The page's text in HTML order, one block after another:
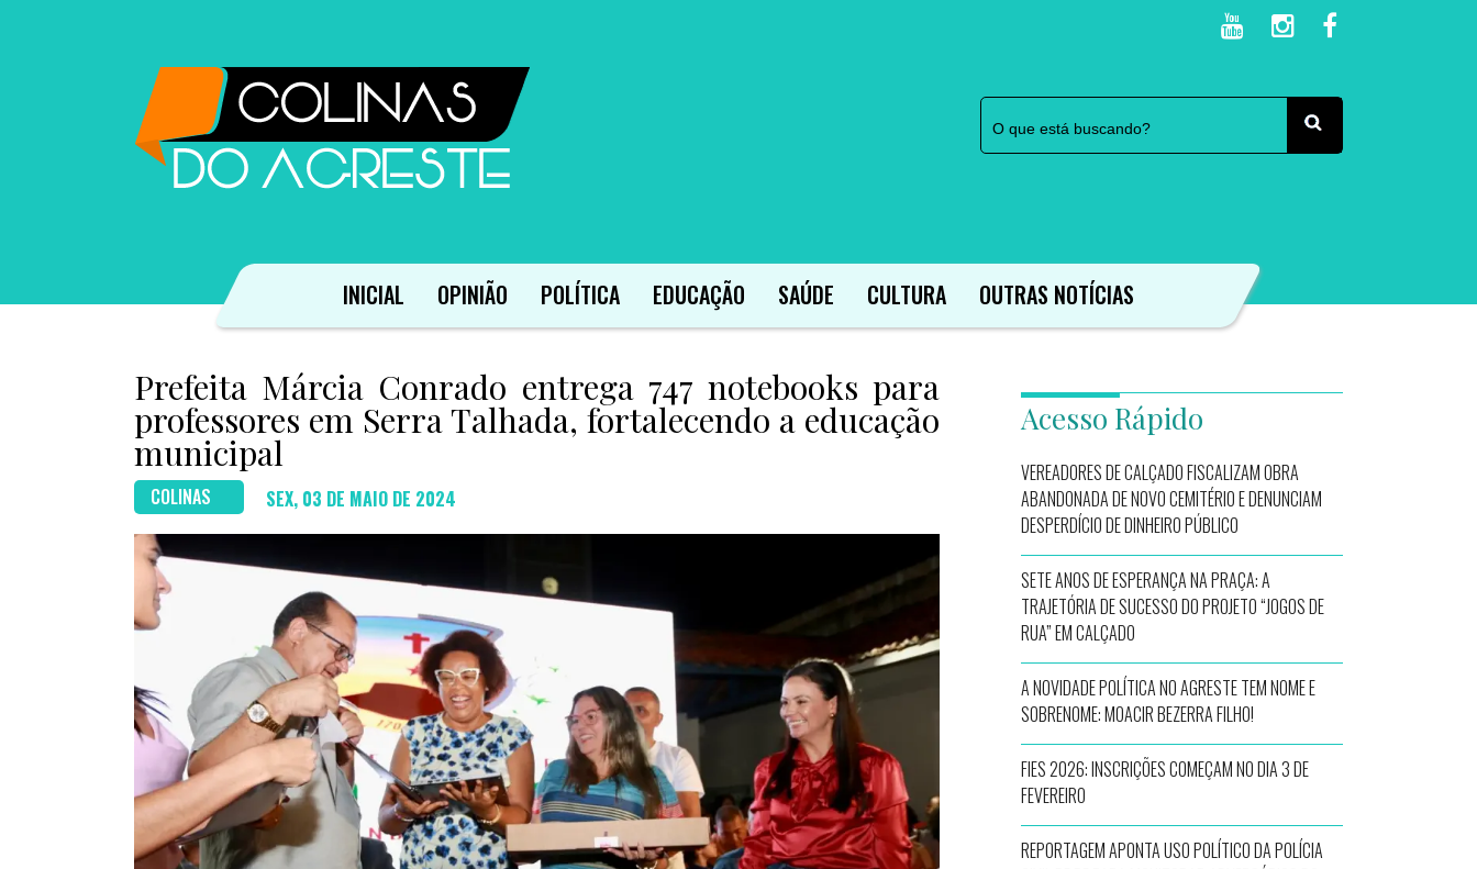
INICIAL OPINIÃO POLÍTICA EDUCAÇÃO SAÚDE CULTURA OUTRAS NOTÍCIAS
Prefeita Márcia Conrado entrega 747 notebooks para
professores em Serra Talhada, fortalecendo a educação
municipal
COLINAS SEX, 03 DE MAIO DE 2024
Acesso Rápido
VEREADORES DE CALÇADO FISCALIZAM OBRA
ABANDONADA DE NOVO CEMITÉRIO E DENUNCIAM
DESPERDÍCIO DE DINHEIRO PÚBLICO
SETE ANOS DE ESPERANÇA NA PRAÇA: A
TRAJETÓRIA DE SUCESSO DO PROJETO “JOGOS DE
RUA” EM CALÇADO
A NOVIDADE POLÍTICA NO AGRESTE TEM NOME E
SOBRENOME: MOACIR BEZERRA FILHO!
FIES 2026: INSCRIÇÕES COMEÇAM NO DIA 3 DE
FEVEREIRO
REPORTAGEM APONTA USO POLÍTICO DA POLÍCIA